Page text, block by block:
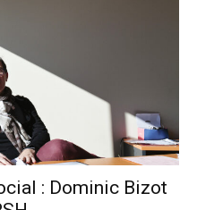
: Dominic Bizot